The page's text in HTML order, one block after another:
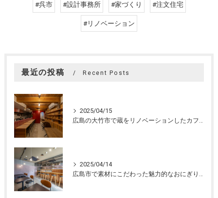
#呉市 #設計事務所 #家づくり #注文住宅
#リノベーション
最近の投稿 Recent Posts
2025/04/15
広島の大竹市で蔵をリノベーションしたカフェの設計。店舗設計、店舗デザインはasazu design office
2025/04/14
広島市で素材にこだわった魅力的なおにぎり屋さんの設計。店舗設計、店舗デザインはasazu design office